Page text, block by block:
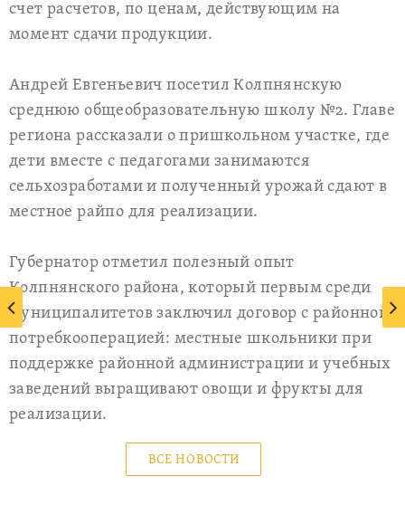
счет расчетов, по ценам, действующим на
момент сдачи продукции.
Андрей Евгеньевич посетил Колпнянскую
среднюю общеобразовательную школу №2. Главе
региона рассказали о пришкольном участке, где
дети вместе с педагогами занимаются
сельхозработами и полученный урожай сдают в
местное райпо для реализации.
Губернатор отметил полезный опыт
Колпнянского района, который первым среди
муниципалитетов заключил договор с районной
потребкооперацией: местные школьники при
поддержке районной администрации и учебных
заведений выращивают овощи и фрукты для
реализации.
ВСЕ НОВОСТИ